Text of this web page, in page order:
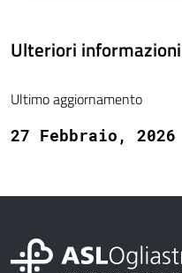
Ulteriori informazioni
Ultimo aggiornamento
27 Febbraio, 2026